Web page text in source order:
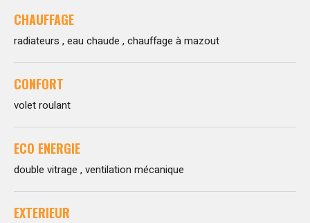
CHAUFFAGE
radiateurs , eau chaude , chauffage à mazout
CONFORT
volet roulant
ECO ENERGIE
double vitrage , ventilation mécanique
EXTERIEUR